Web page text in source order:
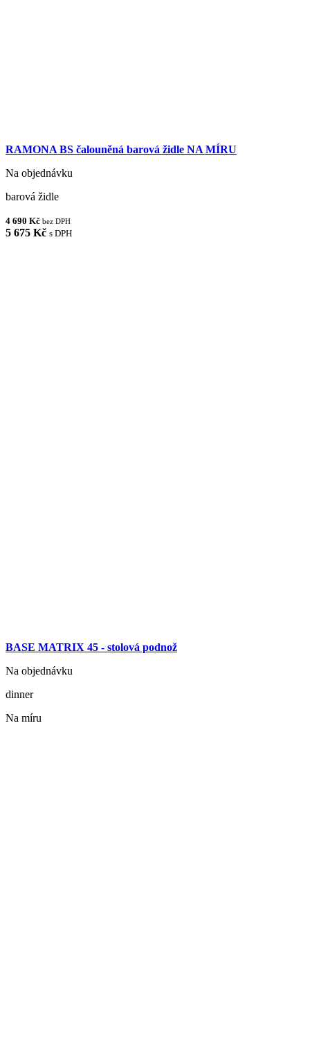
RAMONA BS čalouněná barová židle NA MÍRU
Na objednávku
barová židle
4 690 Kč bez DPH
5 675 Kč s DPH
BASE MATRIX 45 - stolová podnož
Na objednávku
dinner
Na míru